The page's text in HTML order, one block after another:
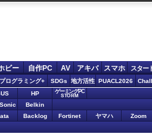
ビー 自作PC AV アキバ スマホ スター
プログラミング+ SDGs 地方活性 PUACL2026
HP ゲーミングPC
STORM
Belkin
Backlog Fortinet ヤマハ Zoom